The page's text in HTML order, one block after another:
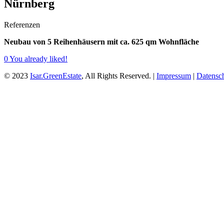
Nürnberg
Referenzen
Neubau von 5 Reihenhäusern mit ca. 625 qm Wohnfläche
0You already liked!
© 2023 Isar.GreenEstate, All Rights Reserved. | Impressum |